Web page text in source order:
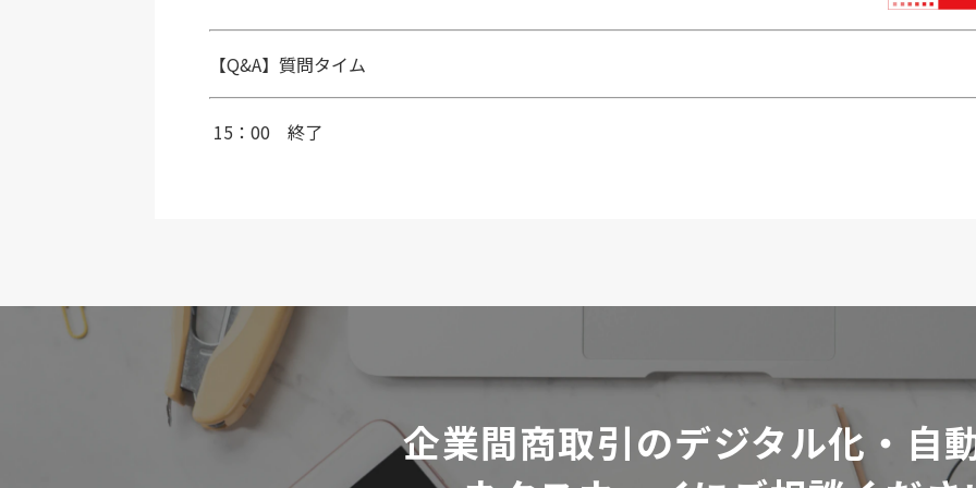
【Q&A】質問タイム
15：00 終了
企業間商取引のデジタル化・自